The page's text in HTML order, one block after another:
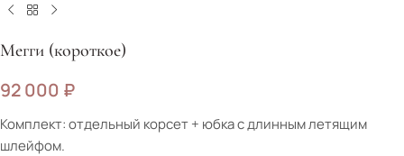
Мегги (короткое)
92 000 ₽
Комплект: отдельный корсет + юбка с длинным летящим
шлейфом.